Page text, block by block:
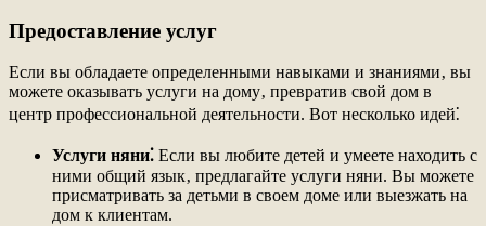
Предоставление услуг
Если вы обладаете определенными навыками и знаниями‚ вы
можете оказывать услуги на дому‚ превратив свой дом в
центр профессиональной деятельности. Вот несколько идей⁚
Услуги няни⁚ Если вы любите детей и умеете находить с
ними общий язык‚ предлагайте услуги няни. Вы можете
присматривать за детьми в своем доме или выезжать на
дом к клиентам.